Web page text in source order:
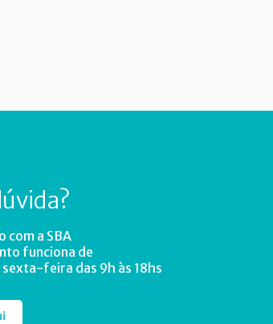
com a SBA
funciona de
feira das 9h às 18hs